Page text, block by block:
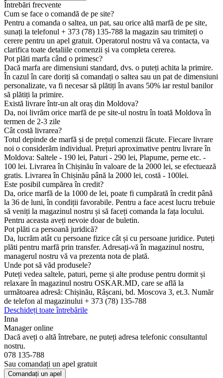
Întrebări frecvente
Cum se face o comandă de pe site?
Pentru a comanda o saltea, un pat, sau orice altă marfă de pe site,
sunați la telefonul + 373 (78) 135-788 la magazin sau trimiteți o
cerere pentru un apel gratuit. Operatorul nostru vă va contacta, va
clarifica toate detaliile comenzii și va completa cererea.
Pot plăti marfa când o primesc?
Dacă marfa are dimensiuni standard, dvs. o puteți achita la primire.
În cazul în care doriți să comandați o saltea sau un pat de dimensiuni
personalizate, va fi necesar să plătiți în avans 50% iar restul banilor
să plătiți la primire.
Există livrare într-un alt oraș din Moldova?
Da, noi livrăm orice marfă de pe site-ul nostru în toată Moldova în
termen de 2-3 zile
Cât costă livrarea?
Totul depinde de marfă și de prețul comenzii făcute. Fiecare livrare
noi o considerăm individual. Prețuri aproximative pentru livrare în
Moldova: Saltele - 190 lei, Paturi - 290 lei, Plapume, perne etc. -
100 lei. Livrarea în Chișinău în valoare de la 2000 lei, se efectuează
gratis. Livrarea în Chișinău până la 2000 lei, costă - 100lei.
Este posibil cumpărea în credit?
Da, orice marfă de la 1000 de lei, poate fi cumpărată în credit până
la 36 de luni, în condiții favorabile. Pentru a face acest lucru trebuie
să veniți la magazinul nostru și să faceți comanda la fața locului.
Pentru aceasta aveți nevoie doar de buletin.
Pot plăti ca persoană juridică?
Da, lucrăm atât cu persoane fizice cât și cu persoane juridice. Puteți
plăti pentru marfă prin transfer. Adresați-vă în magazinul nostru,
managerul nostru vă va prezenta nota de plată.
Unde pot să văd produsele?
Puteți vedea saltele, paturi, perne și alte produse pentru dormit și
relaxare în magazinul nostru OSKAR.MD, care se află la
următoarea adresă: Chișinău, Râșcani, bd. Moscova 3, et.3. Număr
de telefon al magazinului + 373 (78) 135-788
Deschideți toate întrebările
Inna
Manager online
Dacă aveți o altă întrebare, ne puteți adresa telefonic consultantul
nostru.
078 135-788
Sau comandați un apel gratuit
Comandați un apel